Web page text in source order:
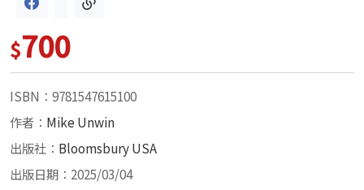
$700
ISBN：9781547615100
作者： Mike Unwin
出版社： Bloomsbury USA
出版日期：2025/03/04